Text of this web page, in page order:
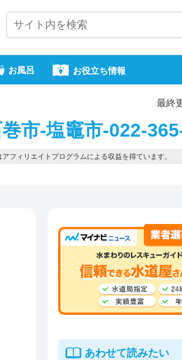
お風呂 お役立ち情報
最終
市-塩竈市-022-
フィリエイトプログラムによる収益を得ています。
あわせて読みたい